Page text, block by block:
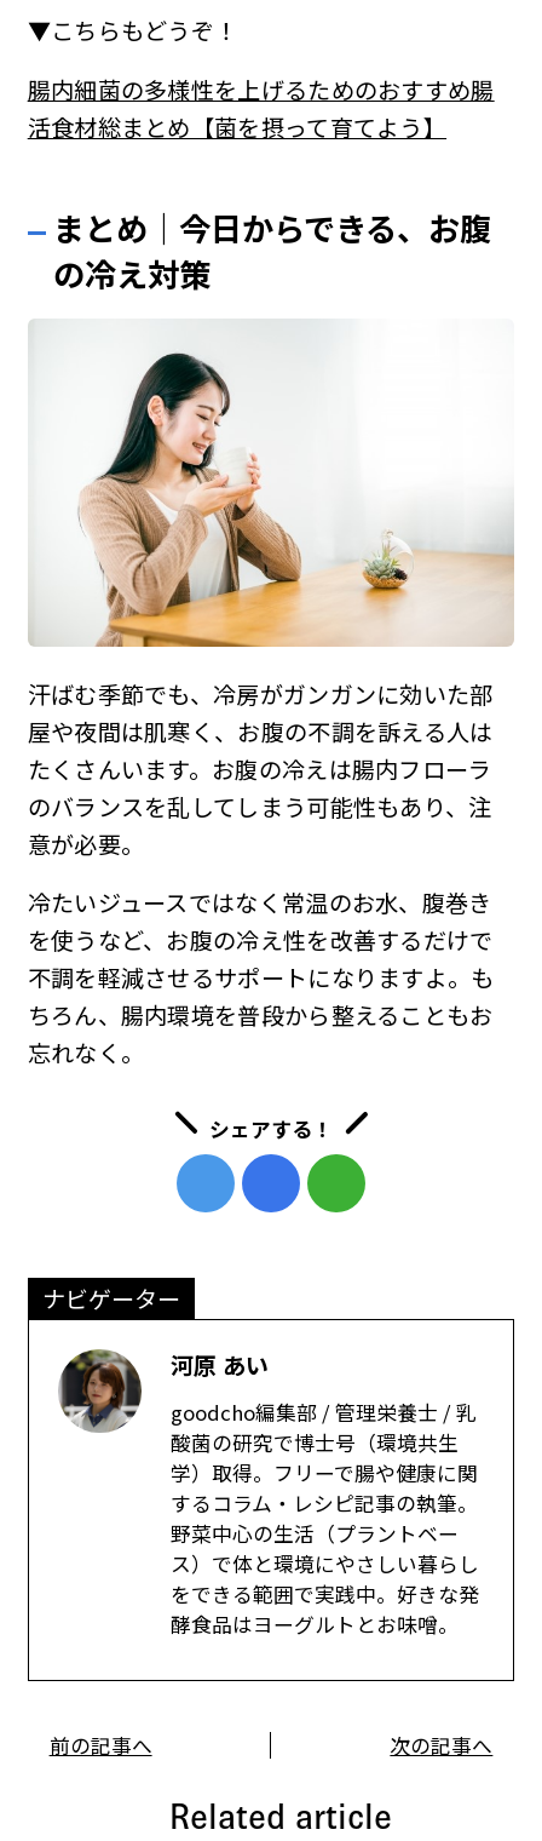
▼こちらもどうぞ！
腸内細菌の多様性を上げるためのおすすめ腸
活食材総まとめ【菌を摂って育てよう】
まとめ｜今日からできる、お腹
の冷え対策
汗ばむ季節でも、冷房がガンガンに効いた部
屋や夜間は肌寒く、お腹の不調を訴える人は
たくさんいます。お腹の冷えは腸内フローラ
のバランスを乱してしまう可能性もあり、注
意が必要。
冷たいジュースではなく常温のお水、腹巻き
を使うなど、お腹の冷え性を改善するだけで
不調を軽減させるサポートになりますよ。も
ちろん、腸内環境を普段から整えることもお
忘れなく。
シェアする！
ナビゲーター
河原 あい
goodcho編集部 / 管理栄養士 / 乳
酸菌の研究で博士号（環境共生
学）取得。フリーで腸や健康に関
するコラム・レシピ記事の執筆。
野菜中心の生活（プラントベー
ス）で体と環境にやさしい暮らし
をできる範囲で実践中。好きな発
酵食品はヨーグルトとお味噌。
前の記事へ 次の記事へ
Related article